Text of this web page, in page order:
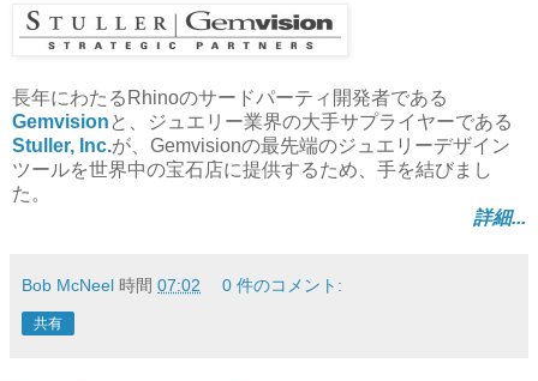
長年にわたるRhinoのサードパーティ開発者である
Gemvision と、ジュエリー業界の大手サプライヤーである
Stuller, Inc.が、Gemvisionの最先端のジュエリーデザイン
ツールを世界中の宝石店に提供するため、手を結びまし
た。
詳細...
Bob McNeel 時間 07:02 0 件のコメント:
共有